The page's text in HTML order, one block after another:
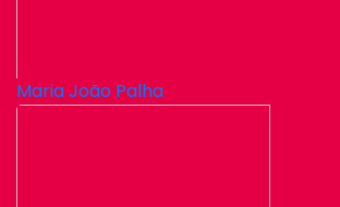
Maria João Palha